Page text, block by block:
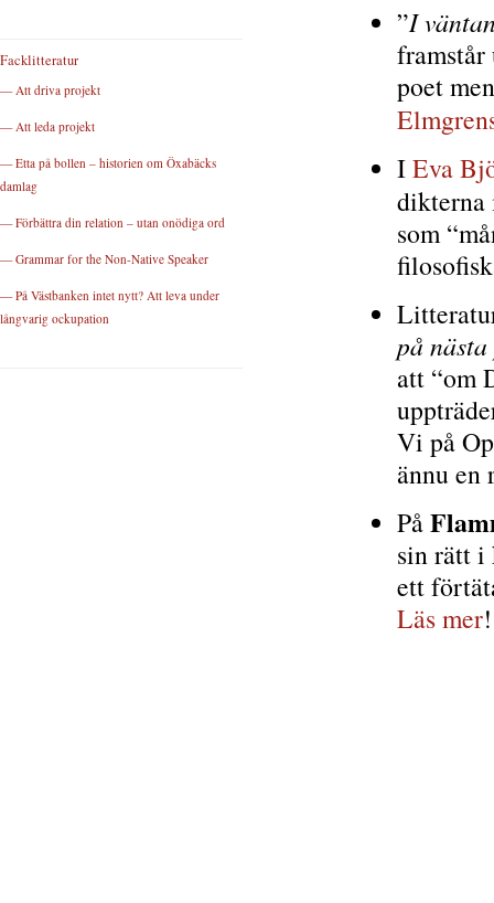
”I
framstår
poet
IEva
dikterna
som
på
att “om
Vi på
ännu en
På
sin rätt i
ett
Läs mer!
Facklitteratur
— Att driva projekt
— Att leda projekt
— Etta på bollen – historien om Öxabäcks
damlag
— Förbättra din relation – utan onödiga ord
— Grammar for the Non-Native Speaker
— På Västbanken intet nytt? Att leva under
långvarig ockupation